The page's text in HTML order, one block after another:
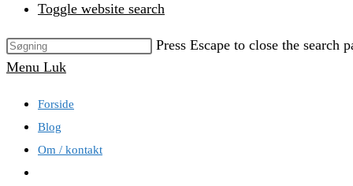
Toggle website search
Press Escape to close the search
Menu Luk
Forside
Blog
Om / kontakt